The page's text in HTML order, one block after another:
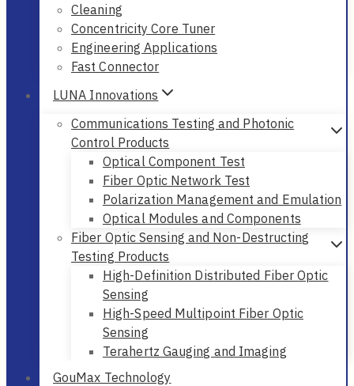
Cleaning
Concentricity Core Tuner
Engineering Applications
Fast Connector
LUNA Innovations
Communications Testing and Photonic
Control Products
Optical Component Test
Fiber Optic Network Test
Polarization Management and Emulation
Optical Modules and Components
Fiber Optic Sensing and Non-Destructing
Testing Products
High-Definition Distributed Fiber Optic
Sensing
High-Speed Multipoint Fiber Optic
Sensing
Terahertz Gauging and Imaging
GouMax Technology